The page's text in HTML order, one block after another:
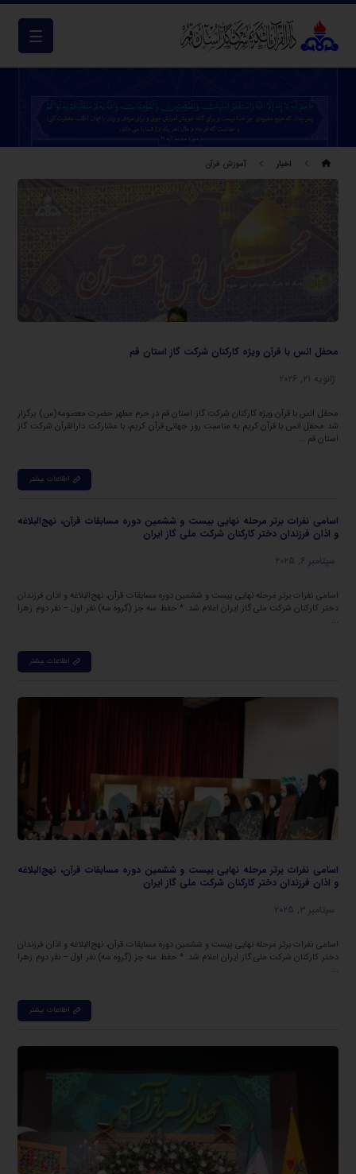
اخبار آموزش قرآن
محفل انس با قرآن ویژه کارکنان شرکت گاز استان قم
ژانویه ۲۱, ۲۰۲۶
محفل انس با قرآن ویژه کارکنان شرکت گاز استان قم در حرم مطهر حضرت معصومه(س) برگزار
شد محفل انس با قرآن کریم به مناسبت روز جهانی قرآن کریم، با مشارکت دارالقرآن شرکت گاز
استان قم ...
اطلاعات بیشتر
اسامی نفرات برتر مرحله نهایی بیست و ششمین دوره مسابقات قرآن، نهج‌البلاغه
و اذان فرزندان دختر کارکنان شرکت ملی گاز ایران
سپتامبر ۶, ۲۰۲۵
اسامی نفرات برتر مرحله نهایی بیست و ششمین دوره مسابقات قرآن، نهج‌البلاغه و اذان فرزندان
دختر کارکنان شرکت ملی گاز ایران اعلام شد. * حفظ سه جز (گروه سه) نفر اول – نفر دوم زهرا
...
اطلاعات بیشتر
اسامی نفرات برتر مرحله نهایی بیست و ششمین دوره مسابقات قرآن، نهج‌البلاغه
و اذان فرزندان دختر کارکنان شرکت ملی گاز ایران
سپتامبر ۳, ۲۰۲۵
اسامی نفرات برتر مرحله نهایی بیست و ششمین دوره مسابقات قرآن، نهج‌البلاغه و اذان فرزندان
دختر کارکنان شرکت ملی گاز ایران اعلام شد. * حفظ سه جز (گروه سه) نفر اول – نفر دوم زهرا
...
اطلاعات بیشتر